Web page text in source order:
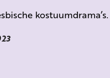
kostuumdrama’s.